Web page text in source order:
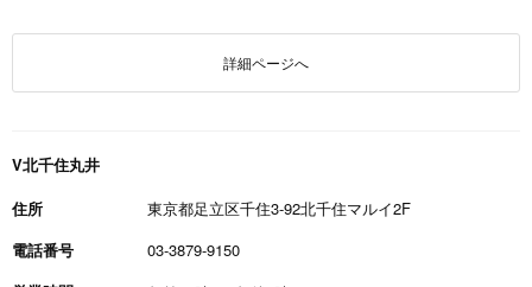
詳細ページへ
V北千住丸井
住所
東京都足立区千住3-92北千住マルイ2F
電話番号
03-3879-9150